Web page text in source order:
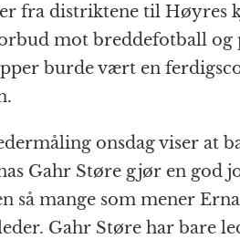
fra distriktene til Høyres
mot breddefotball
burde vært en
onsdag viser at
Gahr Støre gjør en god
så mange som mener
Gahr Støre har bare